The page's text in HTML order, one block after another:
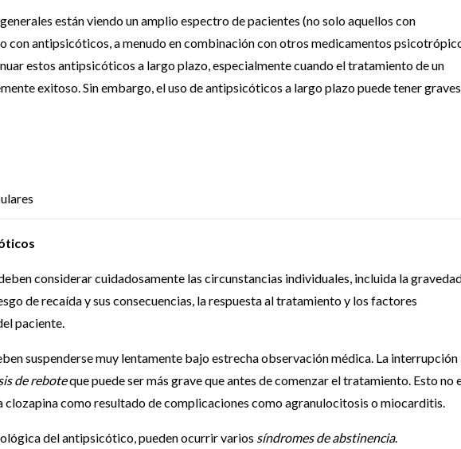
están viendo un amplio espectro de pacientes (no solo aquellos con
con antipsicóticos, a menudo en combinación con otros medicamentos
estos antipsicóticos a largo plazo, especialmente cuando el tratamiento de un
exitoso. Sin embargo, el uso de antipsicóticos a largo plazo puede tener graves
considerar cuidadosamente las circunstancias individuales, incluida la
de recaída y sus consecuencias, la respuesta al tratamiento y los factores
paciente.
suspenderse muy lentamente bajo estrecha observación médica. La interrupción
de reboteque puede ser más grave que antes de comenzar el tratamiento. Esto no
clozapina como resultado de complicaciones como agranulocitosis o miocarditis.
del antipsicótico, pueden ocurrir varios síndromes de abstinencia.